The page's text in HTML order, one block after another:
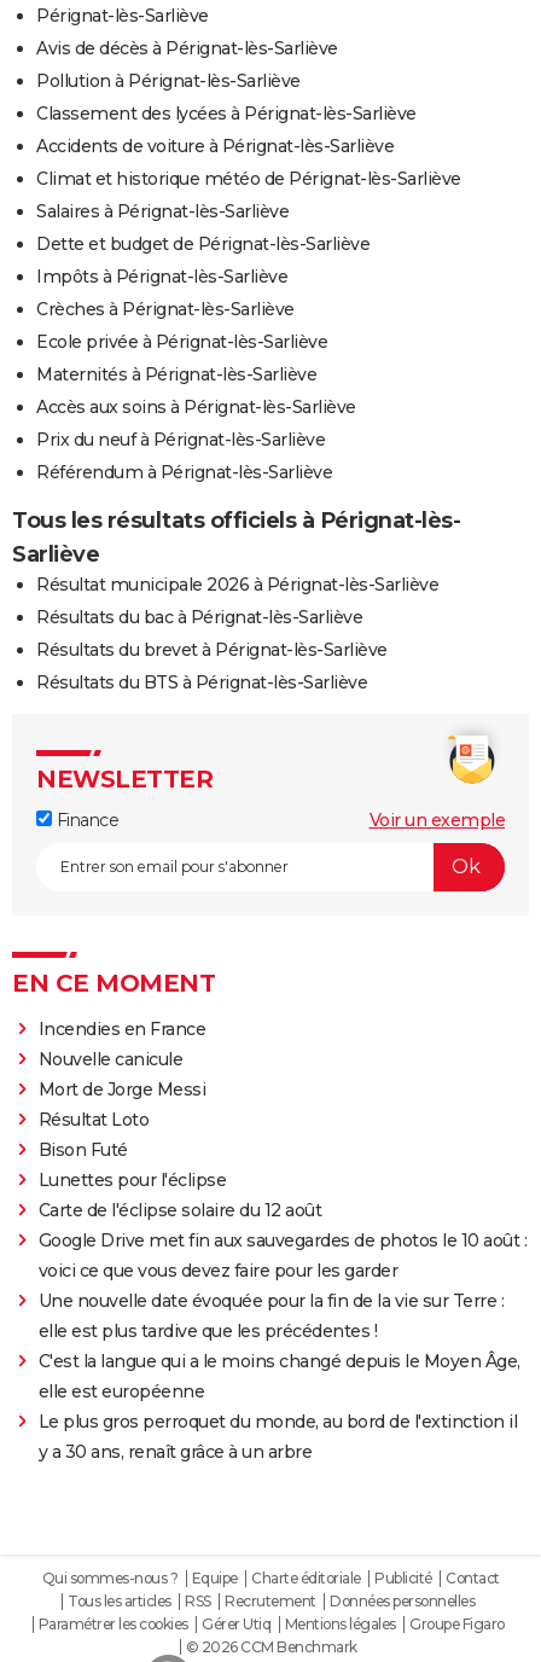
Pérignat-lès-Sarliève
Avis de décès à Pérignat-lès-Sarliève
Pollution à Pérignat-lès-Sarliève
Classement des lycées à Pérignat-lès-Sarliève
Accidents de voiture à Pérignat-lès-Sarliève
Climat et historique météo de Pérignat-lès-Sarliève
Salaires à Pérignat-lès-Sarliève
Dette et budget de Pérignat-lès-Sarliève
Impôts à Pérignat-lès-Sarliève
Crèches à Pérignat-lès-Sarliève
Ecole privée à Pérignat-lès-Sarliève
Maternités à Pérignat-lès-Sarliève
Accès aux soins à Pérignat-lès-Sarliève
Prix du neuf à Pérignat-lès-Sarliève
Référendum à Pérignat-lès-Sarliève
Tous les résultats officiels à Pérignat-lès-
Sarliève
Résultat municipale 2026 à Pérignat-lès-Sarliève
Résultats du bac à Pérignat-lès-Sarliève
Résultats du brevet à Pérignat-lès-Sarliève
Résultats du BTS à Pérignat-lès-Sarliève
NEWSLETTER
Finance Voir un exemple
EN CE MOMENT
Incendies en France
Nouvelle canicule
Mort de Jorge Messi
Résultat Loto
Bison Futé
Lunettes pour l'éclipse
Carte de l'éclipse solaire du 12 août
Google Drive met fin aux sauvegardes de photos le 10 août :
voici ce que vous devez faire pour les garder
Une nouvelle date évoquée pour la fin de la vie sur Terre :
elle est plus tardive que les précédentes !
C'est la langue qui a le moins changé depuis le Moyen Âge,
elle est européenne
Le plus gros perroquet du monde, au bord de l'extinction il
y a 30 ans, renaît grâce à un arbre
Qui sommes-nous ? Equipe Charte éditoriale Publicité
Contact
Tous les articles
RSS Recrutement
Données personnelles
Paramétrer les cookies
Gérer Utiq Mentions légales
Groupe Figaro
© 2026 CCM Benchmark